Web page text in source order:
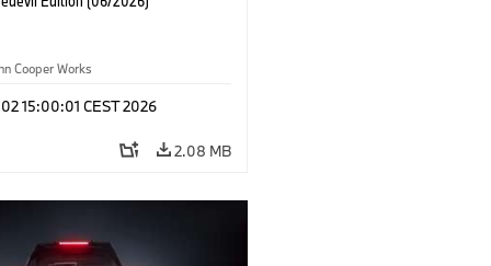
Cooper Works
15:00:01 CEST 2026
2.08 MB